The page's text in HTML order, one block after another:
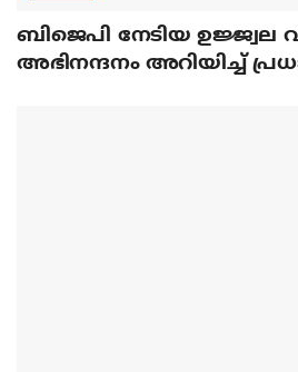
ബിജെപി നേടിയ ഉജ്ജ്വല
അഭിനന്ദനം അറിയിച്ച്